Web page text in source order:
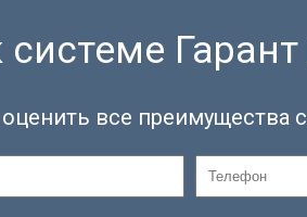
все преимущества